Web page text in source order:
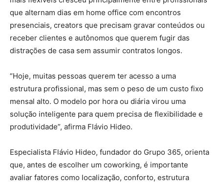
que alternam dias em home office com encontros
presenciais, creators que precisam gravar conteúdos ou
receber clientes e autônomos que querem fugir das
distrações de casa sem assumir contratos longos.
“Hoje, muitas pessoas querem ter acesso a uma
estrutura profissional, mas sem o peso de um custo fixo
mensal alto. O modelo por hora ou diária virou uma
solução inteligente para quem precisa de flexibilidade e
produtividade”, afirma Flávio Hideo.
Especialista Flávio Hideo, fundador do Grupo 365, orienta
que, antes de escolher um coworking, é importante
avaliar fatores como localização, conforto, estrutura